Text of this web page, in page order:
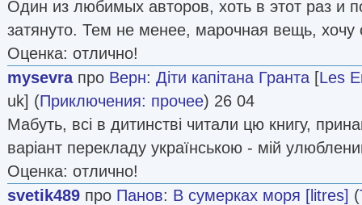
Один из любимых авторов, хоть в этот раз и
затянуто. Тем не менее, марочная вещь, хочу
Оценка: отлично!
mysevraпро Верн: Діти капітана Гранта [Les
uk] (Приключения: прочее) 26 04
Мабуть, всі в дитинстві читали цю книгу,
варіант перекладу українською - мій
Оценка: отлично!
svetik489 про Панов: В сумерках моря [litres] (